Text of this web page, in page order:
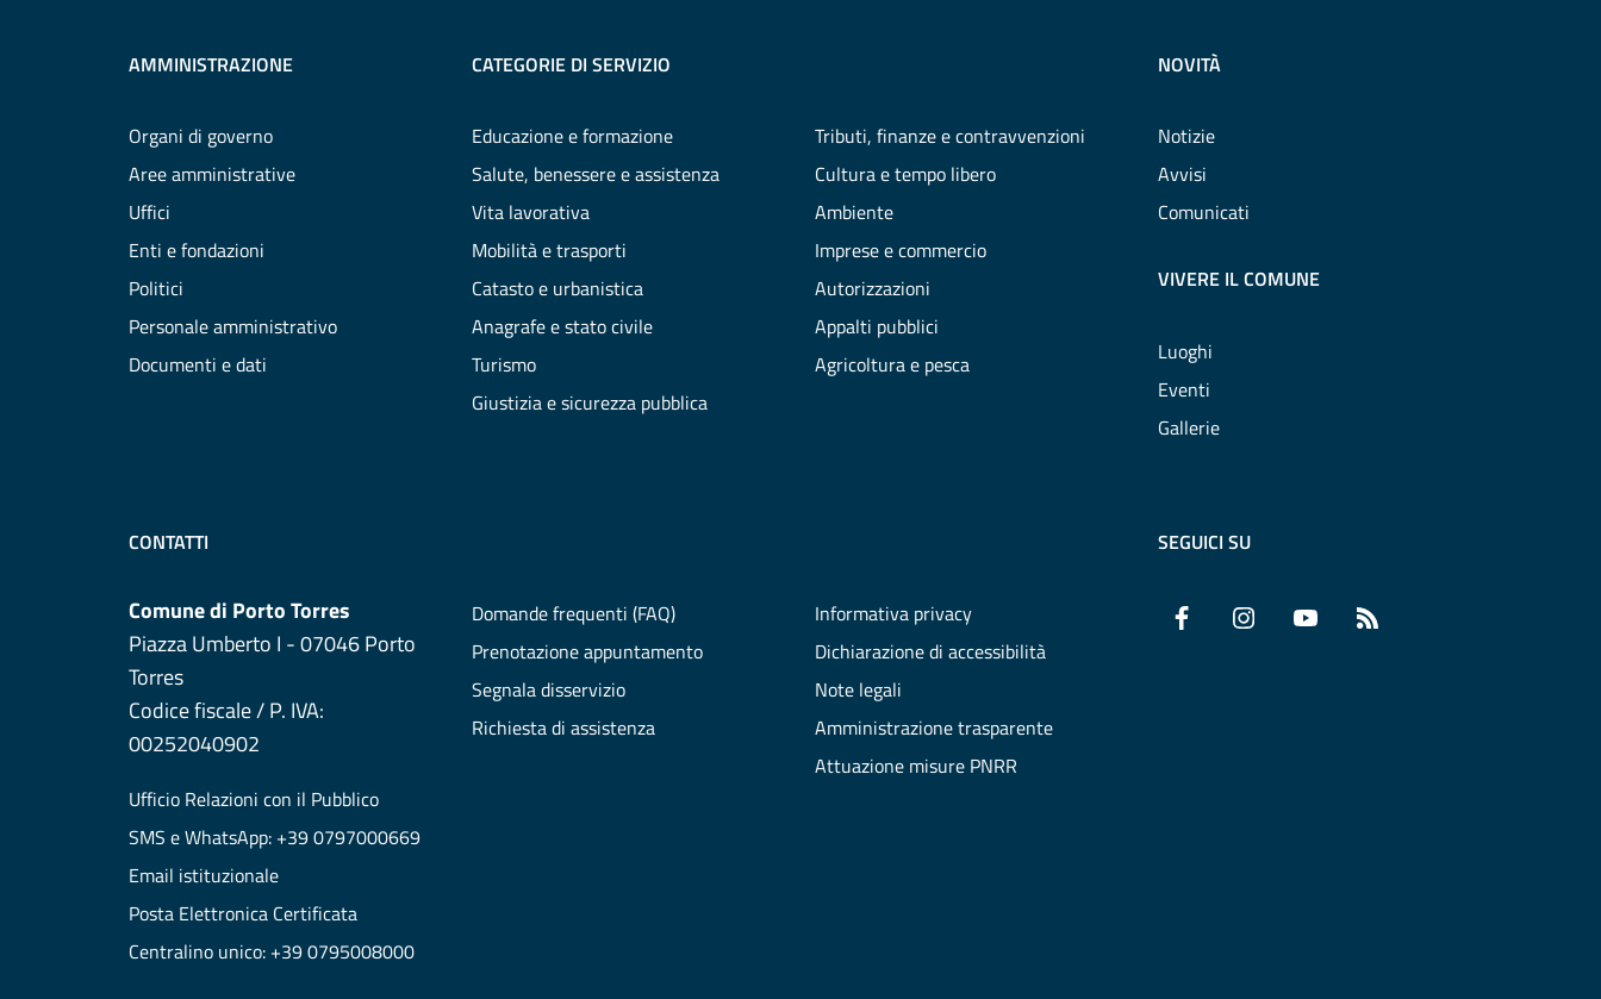
AMMINISTRAZIONE
Organi di governo
Aree amministrative
Uffici
Enti e fondazioni
Politici
Personale amministrativo
Documenti e dati
CATEGORIE DI SERVIZIO
Educazione e formazione
Salute, benessere e assistenza
Vita lavorativa
Mobilità e trasporti
Catasto e urbanistica
Anagrafe e stato civile
Turismo
Giustizia e sicurezza pubblica
Tributi, finanze e contravvenzioni
Cultura e tempo libero
Ambiente
Imprese e commercio
Autorizzazioni
Appalti pubblici
Agricoltura e pesca
NOVITÀ
Notizie
Avvisi
Comunicati
VIVERE IL COMUNE
Luoghi
Eventi
Gallerie
CONTATTI
Comune di Porto Torres
Piazza Umberto I - 07046 Porto
Torres
Codice fiscale / P. IVA:
00252040902
Ufficio Relazioni con il Pubblico
SMS e WhatsApp: +39 0797000669
Email istituzionale
Posta Elettronica Certificata
Centralino unico: +39 0795008000
Domande frequenti (FAQ)
Prenotazione appuntamento
Segnala disservizio
Richiesta di assistenza
Informativa privacy
Dichiarazione di accessibilità
Note legali
Amministrazione trasparente
Attuazione misure PNRR
SEGUICI SU
Facebook InstagramYouTube